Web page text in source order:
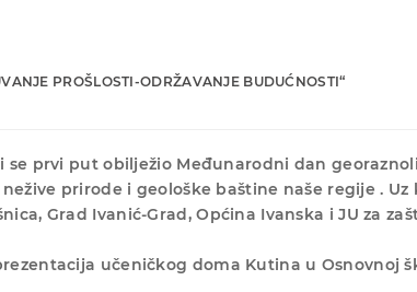
PROŠLOSTI-ODRŽAVANJE BUDUĆNOSTI“
se prvi put obilježio Međunarodni dan
prirode i geološke baštine naše regije. Uz
Grad Ivanić-Grad, Općina Ivanska i JU za
učeničkog doma Kutina u Osnovnoj